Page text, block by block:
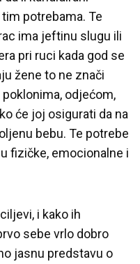
potrebama. Te
ima jeftinu slugu ili
pri ruci kada god se
žene to ne znači
odjećom,
će joj osigurati da na
bebu. Te potrebe
fizičke, emocionalne i
i kako ih
sebe vrlo dobro
jasnu predstavu o